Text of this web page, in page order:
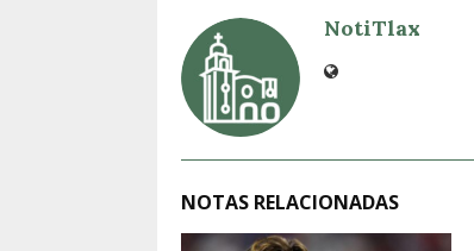
NotiTlax
NOTAS RELACIONADAS